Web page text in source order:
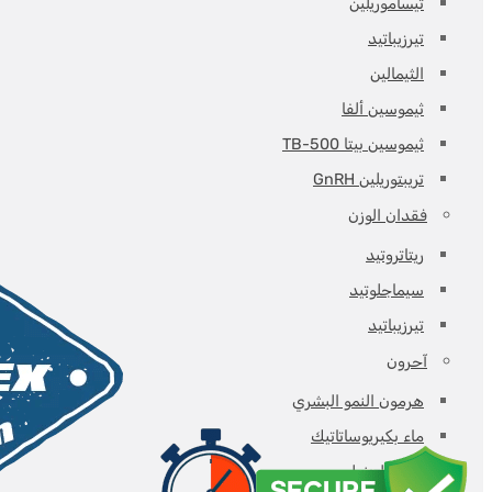
تيرزيباتيد
الثيمالين
ثيموسين ألفا
ثيموسين بيتا TB-500
تريبتوريلين GnRH
فقدان الوزن
ريتاتروتيد
سيماجلوتيد
تيرزيباتيد
آحرون
هرمون النمو البشري
ماء بكيريوساتاتيك
حقن العضل
mg)
flacons
+
3
(3
mL)
eau
Beligas(international)